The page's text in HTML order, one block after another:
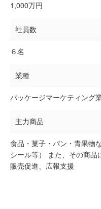
1,000万円
社員数
６名
業種
パッケージマーケティング
主力商品
食品・菓子・パン・青果物
シール等） また、その商品
販売促進、広報支援